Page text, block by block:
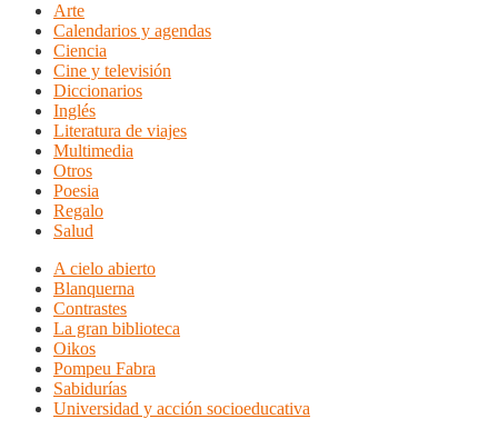
Arte
Calendarios y agendas
Ciencia
Cine y televisión
Diccionarios
Inglés
Literatura de viajes
Multimedia
Otros
Poesia
Regalo
Salud
A cielo abierto
Blanquerna
Contrastes
La gran biblioteca
Oikos
Pompeu Fabra
Sabidurías
Universidad y acción socioeducativa